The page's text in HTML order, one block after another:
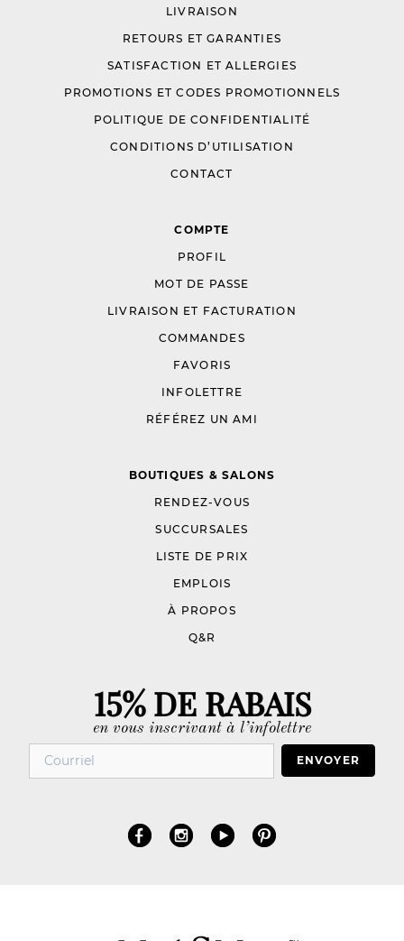
LIVRAISON
RETOURS ET GARANTIES
SATISFACTION ET ALLERGIES
PROMOTIONS ET CODES PROMOTIONNELS
POLITIQUE DE CONFIDENTIALITÉ
CONDITIONS D’UTILISATION
CONTACT
COMPTE
PROFIL
MOT DE PASSE
LIVRAISON ET FACTURATION
COMMANDES
FAVORIS
INFOLETTRE
RÉFÉREZ UN AMI
BOUTIQUES & SALONS
RENDEZ-VOUS
SUCCURSALES
LISTE DE PRIX
EMPLOIS
À PROPOS
Q&R
15% DE RABAIS
en vous inscrivant à l’infolettre
ENVOYER